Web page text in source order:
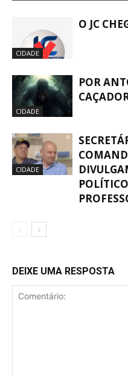
CIDADE
O JC
CIDADE
POR
CIDADE
DEIXE UMA RESPOSTA